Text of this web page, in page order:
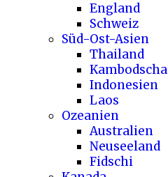
England
Schweiz
Süd-Ost-Asien
Thailand
Kambodscha
Indonesien
Laos
Ozeanien
Australien
Neuseeland
Fidschi